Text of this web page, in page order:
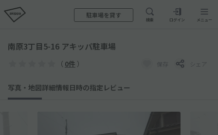
駐車場を貸す
検索 ログイン メニュー
南原3丁目5-16 アキッパ駐車場
（ 0件 ） 保存 シェア
写真・地図詳細情報日時の指定 レビュー